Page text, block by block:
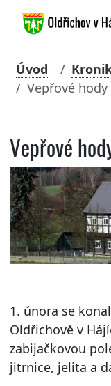
Úvod
Vepřové
Vepřové
1. února se
Oldřichově v
zabijačkovou
jitrnice, jelita a